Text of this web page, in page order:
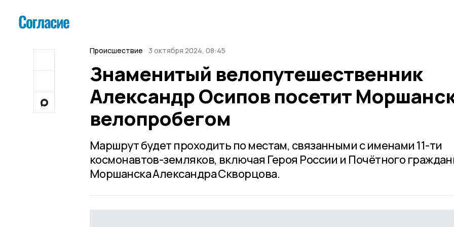
Происшествие 3 октября 2024, 08:45
Знаменитый велопутешественник
Александр Осипов посетит
велопробегом
Маршрут будет проходить по местам, связанными с именами 11-ти
космонавтов-земляков, включая Героя России и Почётного
Моршанска Александра Скворцова.